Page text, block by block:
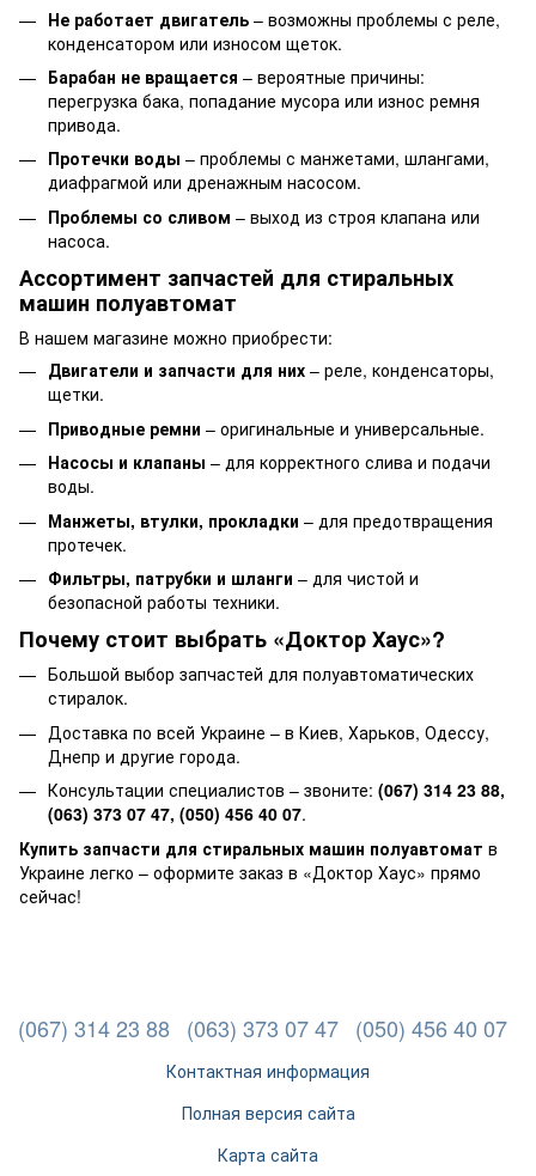
Не работает двигатель – возможны проблемы с реле,
конденсатором или износом щеток.
Барабан не вращается – вероятные причины:
перегрузка бака, попадание мусора или износ ремня
привода.
Протечки воды – проблемы с манжетами, шлангами,
диафрагмой или дренажным насосом.
Проблемы со сливом – выход из строя клапана или
насоса.
Ассортимент запчастей для стиральных
машин полуавтомат
В нашем магазине можно приобрести:
Двигатели и запчасти для них – реле, конденсаторы,
щетки.
Приводные ремни – оригинальные и универсальные.
Насосы и клапаны – для корректного слива и подачи
воды.
Манжеты, втулки, прокладки – для предотвращения
протечек.
Фильтры, патрубки и шланги – для чистой и
безопасной работы техники.
Почему стоит выбрать «Доктор Хаус»?
Большой выбор запчастей для полуавтоматических
стиралок.
Доставка по всей Украине – в Киев, Харьков, Одессу,
Днепр и другие города.
Консультации специалистов – звоните: (067) 314 23 88,
(063) 373 07 47, (050) 456 40 07.
Купить запчасти для стиральных машин полуавтомат в
Украине легко – оформите заказ в «Доктор Хаус» прямо
сейчас!
(067) 314 23 88 (063) 373 07 47 (050) 456 40 07
Контактная информация
Полная версия сайта
Карта сайта